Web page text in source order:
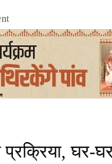
प्रक्रिया, घर-